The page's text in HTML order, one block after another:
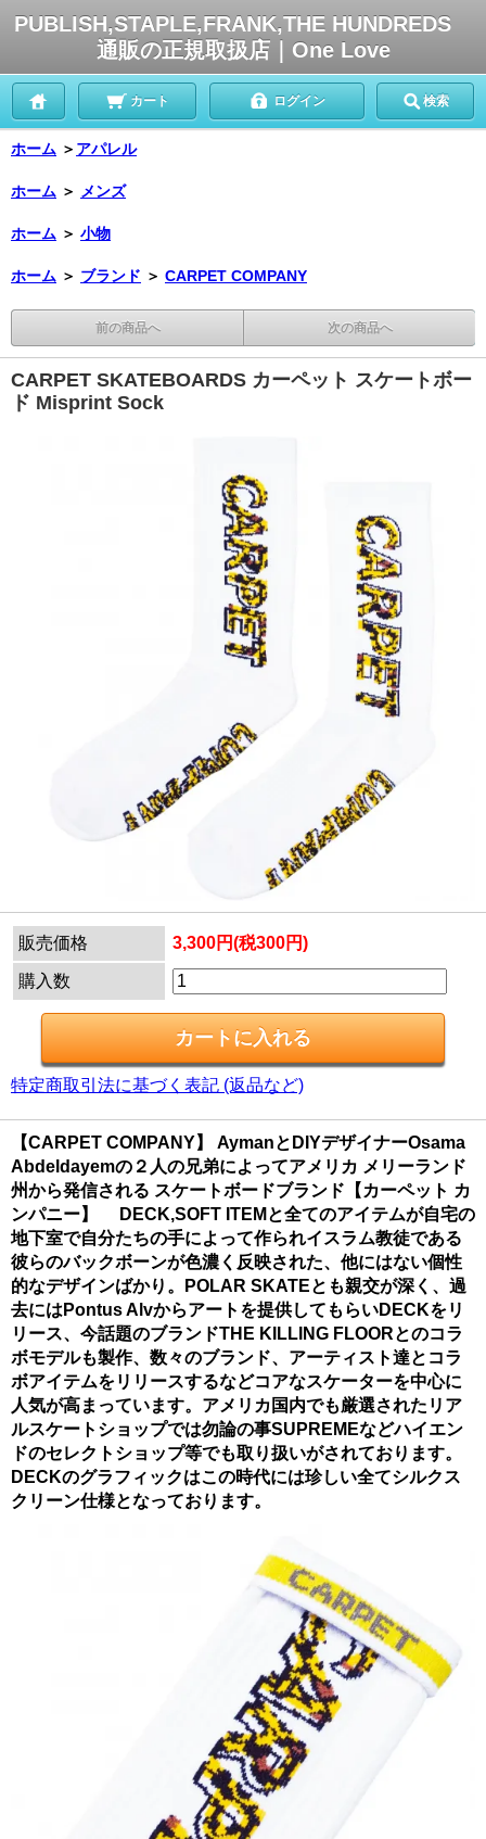
PUBLISH,STAPLE,FRANK,THE HUNDREDS
通販の正規取扱店｜One Love
カート ログイン 検索
ホーム ＞ アパレル
ホーム ＞ メンズ
ホーム ＞ 小物
ホーム ＞ ブランド ＞ CARPET COMPANY
前の商品へ 次の商品へ
CARPET SKATEBOARDS カーペット スケートボー
ド Misprint Sock
販売価格 3,300円(税300円)
購入数
特定商取引法に基づく表記 (返品など)
【CARPET COMPANY】 AymanとDIYデザイナーOsama
Abdeldayemの２人の兄弟によってアメリカ メリーランド
州から発信される スケートボードブランド【カーペット カ
ンパニー】 DECK,SOFT ITEMと全てのアイテムが自宅の
地下室で自分たちの手によって作られイスラム教徒である
彼らのバックボーンが色濃く反映された、他にはない個性
的なデザインばかり。POLAR SKATEとも親交が深く、過
去にはPontus Alvからアートを提供してもらいDECKをリ
リース、今話題のブランドTHE KILLING FLOORとのコラ
ボモデルも製作、数々のブランド、アーティスト達とコラ
ボアイテムをリリースするなどコアなスケーターを中心に
人気が高まっています。アメリカ国内でも厳選されたリア
ルスケートショップでは勿論の事SUPREMEなどハイエン
ドのセレクトショップ等でも取り扱いがされております。
DECKのグラフィックはこの時代には珍しい全てシルクス
クリーン仕様となっております。